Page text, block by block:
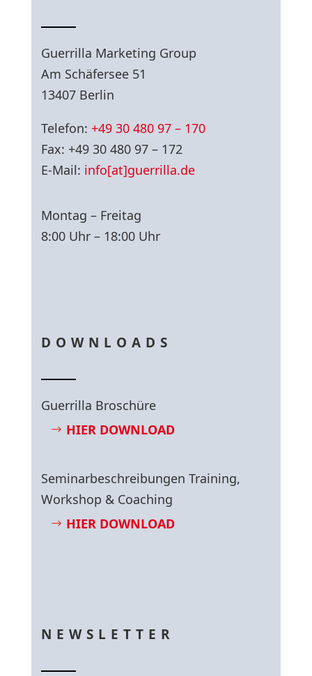
Guerrilla Marketing Group
Am Schäfersee 51
13407 Berlin
Telefon: +49 30 480 97 – 170
Fax: +49 30 480 97 – 172
E-Mail: info[at]guerrilla.de
Montag – Freitag
8:00 Uhr – 18:00 Uhr
DOWNLOADS
Guerrilla Broschüre
HIER DOWNLOAD
Seminarbeschreibungen Training,
Workshop & Coaching
HIER DOWNLOAD
NEWSLETTER